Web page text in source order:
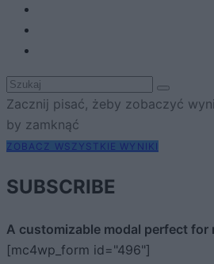
Zacznij pisać, żeby zobaczyć
by zamknąć
ZOBACZ WSZYSTKIE WYNIKI
SUBSCRIBE
A customizable modal perfect for
[mc4wp_form id="496"]